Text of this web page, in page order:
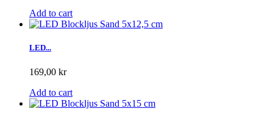
Add to cart
LED...
169,00 kr
Add to cart